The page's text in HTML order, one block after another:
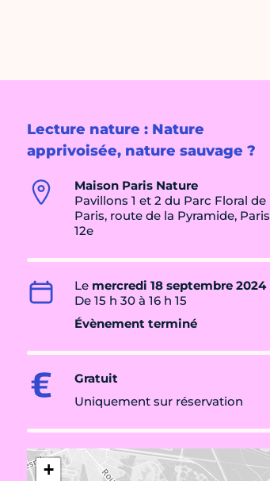
Lecture nature : Nature
apprivoisée, nature sauvage ?
Maison Paris Nature
Pavillons 1 et 2 du Parc Floral de
Paris, route de la Pyramide, Paris
12e
Le mercredi 18 septembre 2024
De 15 h 30 à 16 h 15
Évènement terminé
Gratuit
Uniquement sur réservation
+